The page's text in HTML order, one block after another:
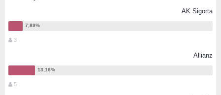
AK Sigorta
3
Allianz
5